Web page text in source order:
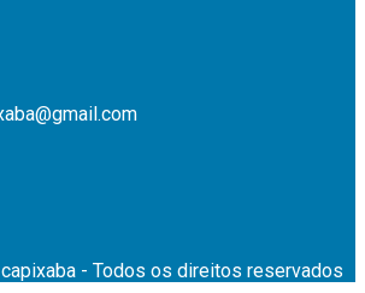
- Todos os direitos reservados